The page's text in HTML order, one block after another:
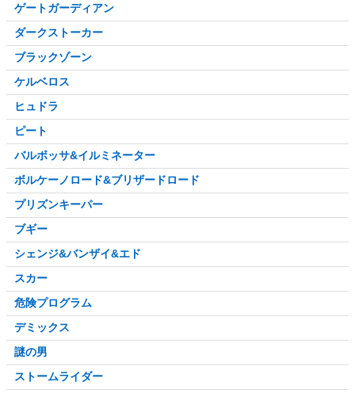
ゲートガーディアン
ダークストーカー
ブラックゾーン
ケルベロス
ヒュドラ
ピート
バルボッサ&イルミネーター
ボルケーノロード&ブリザードロード
プリズンキーパー
ブギー
シェンジ&バンザイ&エド
スカー
危険プログラム
デミックス
謎の男
ストームライダー